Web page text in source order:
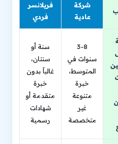
شركة
عادية
فريلانسر
فردي
3-8
سنوات في
المتوسط،
خبرة
متنوعة
غير
متخصصة
سنة أو
سنتان،
غالباً بدون
خبرة
متقدمة أو
شهادات
رسمية